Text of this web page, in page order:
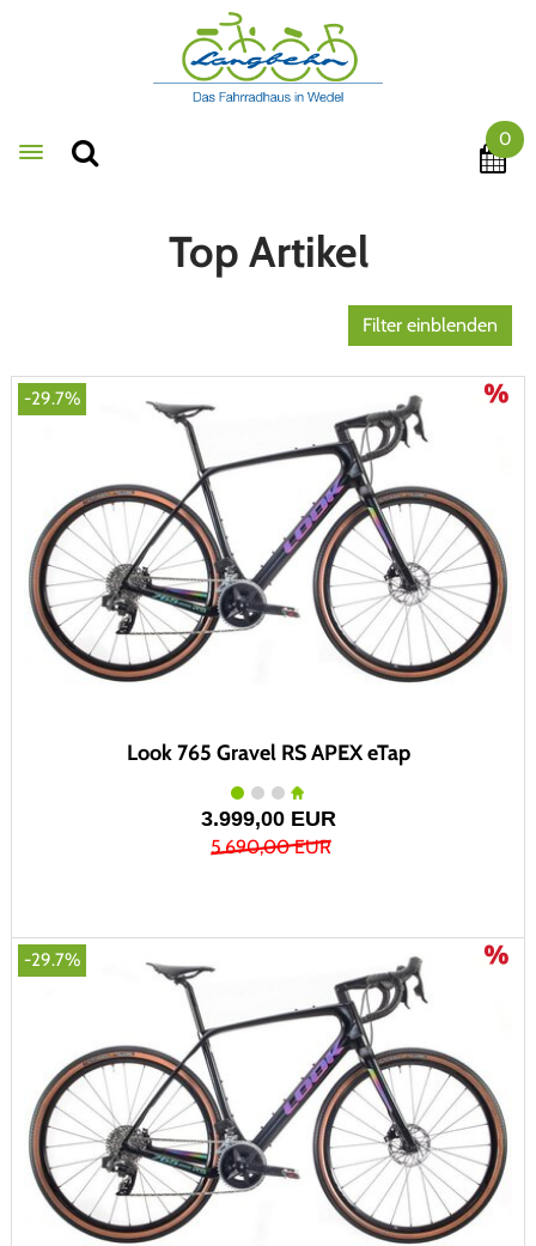
Toggle navigation
0
Top Artikel
Filter einblenden
-29.7%
Look 765 Gravel RS APEX eTap
3.999,00 EUR
5.690,00 EUR
-29.7%